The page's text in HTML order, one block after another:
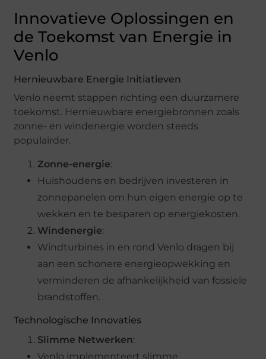
Innovatieve Oplossingen en
de Toekomst van Energie in
Venlo
Hernieuwbare Energie Initiatieven
Venlo neemt stappen richting een duurzamere
toekomst. Hernieuwbare energiebronnen zoals
zonne- en windenergie worden steeds
populairder.
Zonne-energie:
Huishoudens en bedrijven investeren in
zonnepanelen om hun eigen energie op te
wekken en te besparen op energiekosten.
Windenergie:
Windturbines in en rond Venlo dragen bij
aan een schonere energieopwekking en
verminderen de afhankelijkheid van fossiele
brandstoffen.
Technologische Innovaties
Slimme Netwerken:
Venlo implementeert slimme